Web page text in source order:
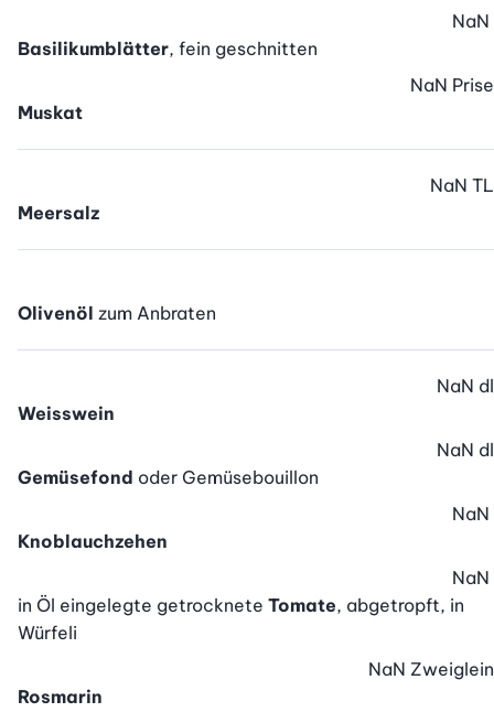
Basilikumblätter, fein geschnitten
NaN
Muskat
NaN Prise
Meersalz
NaN TL
Olivenöl zum Anbraten
Weisswein
NaN dl
Gemüsefond oder Gemüsebouillon
NaN dl
Knoblauchzehen
NaN
in Öl eingelegte getrocknete Tomate, abgetropft, in
Würfeli
NaN
Rosmarin
NaN Zweiglein